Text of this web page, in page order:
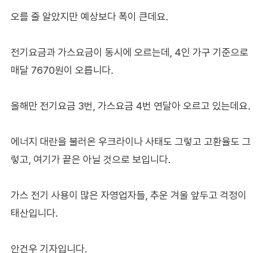
오를 줄 알았지만 예상보다 폭이 큰데요.
전기요금과 가스요금이 동시에 오르는데, 4인 가구 기준으로
매달 7670원이 오릅니다.
올해만 전기요금 3번, 가스요금 4번 연달아 오르고 있는데요.
에너지 대란을 불러온 우크라이나 사태도 그렇고 고환율도 그
렇고, 여기가 끝은 아닐 것으로 보입니다.
가스 전기 사용이 많은 자영업자들, 추운 겨울 앞두고 걱정이
태산입니다.
안건우 기자입니다.